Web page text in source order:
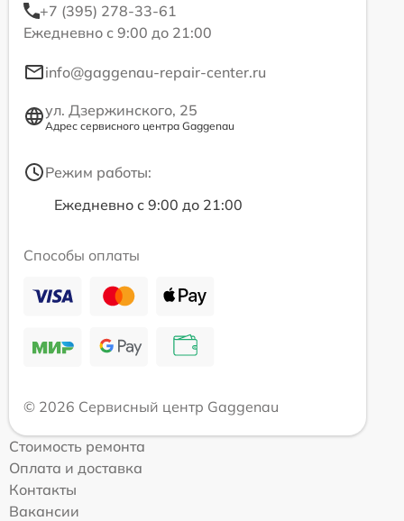
+7 (395) 278-33-61
Ежедневно с 9:00 до 21:00
info@gaggenau-repair-center.ru
ул. Дзержинского, 25
Адрес сервисного центра Gaggenau
Режим работы:
Ежедневно с 9:00 до 21:00
Способы оплаты
© 2026 Сервисный центр Gaggenau
Стоимость ремонта
Оплата и доставка
Контакты
Вакансии